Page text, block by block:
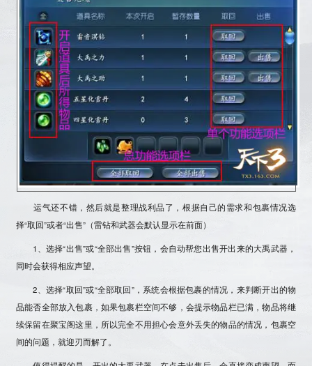
运气还不错，然后就是整理战利品了，根据自己的需求和包裹情况选
择“取回”或者“出售”（雷钻和武器会默认显示在前面）
1、选择“出售”或“全部出售”按钮， 会自动帮您出售开出来的大禹武器，
同时会获得相应声望。
2、选择“取回”或“全部取回”，系统会根据包裹的情况，来判断开出的物
品能否全部放入包裹，如果包裹栏空间不够，会提示物品栏已满，物品将继
续保留在聚宝阁这里，所以完全不用担心会意外丢失的物品的情况，包裹空
间的问题，就迎刃而解了。